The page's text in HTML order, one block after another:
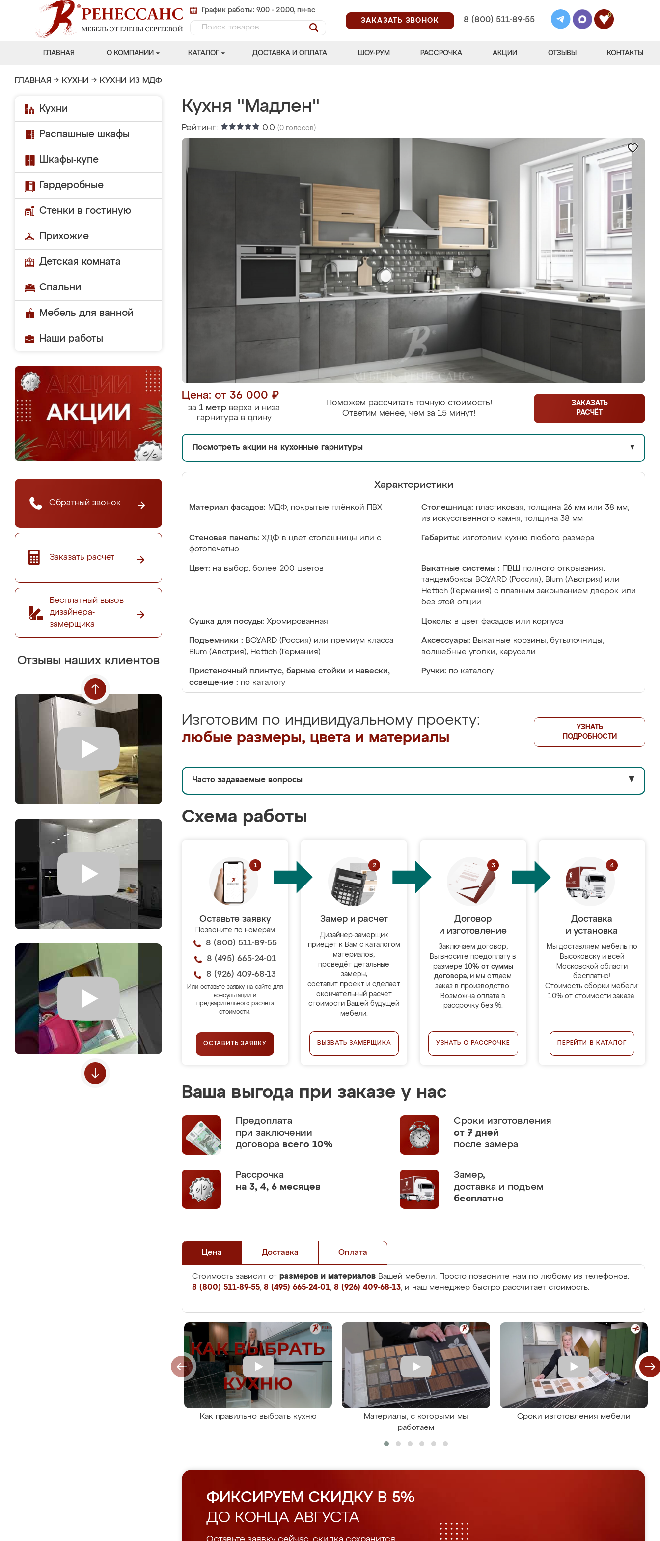
График работы: 9.00 - 20.00, пн-вс
ЗАКАЗАТЬ ЗВОНОК
8 (800) 511-89-55
0
ГЛАВНАЯ О КОМПАНИИ КАТАЛОГ ДОСТАВКА И ОПЛАТА ШОУ-РУМ РАССРОЧКА АКЦИИ ОТЗЫВЫ КОНТАКТЫ
ГЛАВНАЯ → КУХНИ → КУХНИ ИЗ МДФ
Кухни
Распашные шкафы
Шкафы-купе
Гардеробные
Стенки в гостиную
Прихожие
Детская комната
Спальни
Мебель для ванной
Наши работы
Обратный звонок
Заказать расчёт
Бесплатный вызов
дизайнера-
замерщика
Отзывы наших клиентов
Кухня "Мадлен"
Рейтинг: 0.0 (0 голосов)
Цена: от 36 000 ₽
за 1 метр верха и низа
гарнитура в длину
Поможем рассчитать точную стоимость!
Ответим менее, чем за 15 минут!
ЗАКАЗАТЬ
РАСЧЁТ
Посмотреть акции на кухонные гарнитуры ▼
Характеристики
Материал фасадов: МДФ, покрытые плёнкой ПВХ Столешница: пластиковая, толщина 26 мм или 38 мм;
из искусственного камня, толщина 38 мм
Стеновая панель: ХДФ в цвет столешницы или с
фотопечатью
Габариты: изготовим кухню любого размера
Цвет: на выбор, более 200 цветов Выкатные системы :
ПВШ полного открывания,
тандембоксы BOYARD (Россия), Blum (Австрия) или
Hettich (Германия) с плавным закрыванием дверок или
без этой опции
Сушка для посуды: Хромированная Цоколь: в цвет фасадов или корпуса
Подъемники : BOYARD (Россия) или премиум класса
Blum (Австрия), Hettich (Германия)
Аксессуары: Выкатные корзины, бутылочницы,
волшебные уголки, карусели
Пристеночный плинтус, барные стойки и навески,
освещение : по каталогу
Ручки: по каталогу
Изготовим по индивидуальному проекту:
любые размеры, цвета и материалы
УЗНАТЬ
ПОДРОБНОСТИ
Часто задаваемые вопросы ▼
Схема работы
Оставьте заявку
Позвоните по номерам
8 (800) 511-89-55
8 (495) 665-24-01
8 (926) 409-68-13
Или оставьте заявку на сайте для
консультации и
предварительного расчёта
стоимости.
ОСТАВИТЬ ЗАЯВКУ
Замер и расчет
Дизайнер-замерщик
приедет к Вам с каталогом
материалов,
проведёт детальные
замеры,
составит проект и сделает
окончательный расчёт
стоимости Вашей будущей
мебели.
ВЫЗВАТЬ ЗАМЕРЩИКА
Договор
и изготовление
Заключаем договор,
Вы вносите предоплату в
размере 10% от суммы
договора, и мы отдаём
заказ в производство.
Возможна оплата в
рассрочку без %.
УЗНАТЬ О РАССРОЧКЕ
Доставка
и установка
Мы доставляем мебель по
Высоковску и всей
Московской области
бесплатно!
Стоимость сборки мебели:
10% от стоимости заказа.
ПЕРЕЙТИ В КАТАЛОГ
Ваша выгода при заказе у нас
Предоплата
при заключении
договора всего 10%
Сроки изготовления
от 7 дней
после замера
Рассрочка
на 3, 4, 6 месяцев
Замер,
доставка и подъем
бесплатно
Цена Доставка Оплата
Стоимость зависит от размеров и материалов Вашей мебели. Просто позвоните нам по любому из телефонов:
8 (800) 511-89-55, 8 (495) 665-24-01, 8 (926) 409-68-13, и наш менеджер быстро рассчитает стоимость.
Как правильно выбрать кухню
Материалы, с которыми мы
работаем
Сроки изготовления мебели
ФИКСИРУЕМ СКИДКУ В 5%
ДО КОНЦА АВГУСТА
Оставьте заявку сейчас, скидка сохранится.